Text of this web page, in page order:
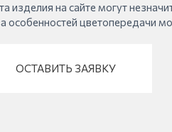
изделия на сайте могут
особенностей цветопередачи
ОСТАВИТЬ ЗАЯВКУ